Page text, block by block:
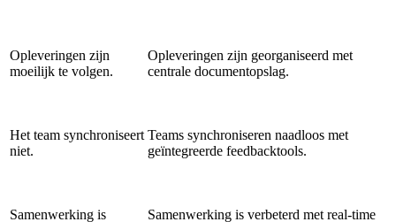
Opleveringen zijn
moeilijk te volgen.
Opleveringen zijn georganiseerd met
centrale documentopslag.
Het team synchroniseert
niet.
Teams synchroniseren naadloos met
geïntegreerde feedbacktools.
Samenwerking is
Samenwerking is verbeterd met real-time